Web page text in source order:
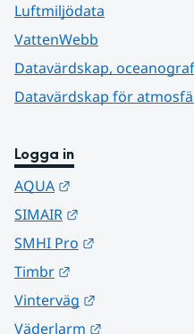
Luftmiljödata
VattenWebb
Datavärdskap,
Datavärdskap för
Logga in
AQUA
SIMAIR
SMHI Pro
Timbr
Vinterväg
Väderlarm